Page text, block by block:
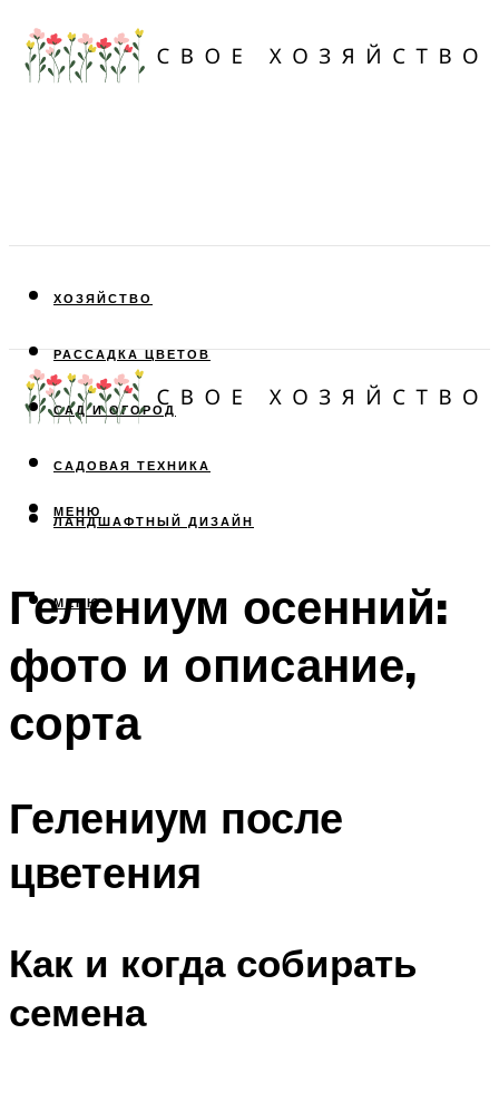
ХОЗЯЙСТВО
РАССАДКА ЦВЕТОВ
САД И ОГОРОД
САДОВАЯ ТЕХНИКА
ЛАНДШАФТНЫЙ ДИЗАЙН
МЕНЮ
МЕНЮ
Гелениум осенний:
фото и описание,
сорта
Гелениум после
цветения
Как и когда собирать
семена